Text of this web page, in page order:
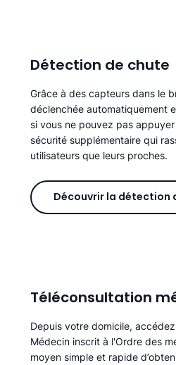
Détection de chute
Grâce à des capteurs dans le
déclenchée automatiquement
si vous ne pouvez pas
sécurité supplémentaire qui
utilisateurs que leurs proches.
Découvrir la détection
Téléconsultation
Depuis votre domicile,
Médecin inscrit à l'Ordre des
moyen simple et rapide